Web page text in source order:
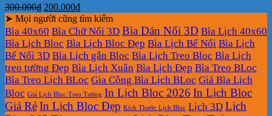
300.000₫ Giá
gốc
là:
300.000₫.
200.000₫Giá
hiện
tại
là:
200.000₫.
➤ Mọi người cũng tìm kiếm
Bìa 40x60 Bìa Chữ Nổi 3D Bìa Dán Nổi 3D Bìa Lịch 40x60
Bìa Lịch Bloc Bìa Lịch Bloc Đẹp Bìa Lịch Bế Nổi Bìa Lịch
Bế Nổi 3D Bìa Lịch gắn Bloc Bìa Lịch Treo Bloc Bìa Lịch
treo tường Đẹp Bìa Lịch Xuân Bìa Lịch Đẹp Bìa Treo BLoc
Bìa Treo Lịch BLoc Gia Công Bìa Lịch BLoc Giá Bìa Lịch
Bloc Giá Lịch Bloc Treo Tường In Lịch Bloc 2026 In Lịch Bloc
Giá RẻIn Lịch Bloc Đẹp Kích Thước Lịch Bloc Lịch 3D Lịch